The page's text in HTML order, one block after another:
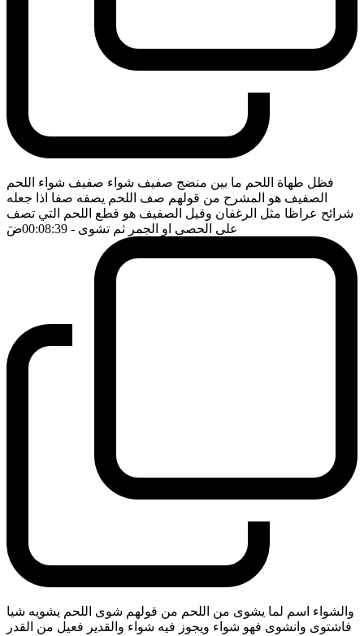
فظل طهاة اللحم ما بين منضج صفيف شواء صفيف شواء اللحم
الصفيف هو المشرح من قولهم صف اللحم يصفه صفا اذا جعله
شرائح عراظا مثل الرغفان وقيل الصفيف هو قطع اللحم التي تصف
على الحصى او الجمر ثم تشوى - 00:08:39 ضَ
والشواء اسم لما يشوى من اللحم من قولهم شوى اللحم يشويه شيا
فاشتوى وانشوى فهو شواء ويجوز فيه شواء والقدير فعيل من القدر